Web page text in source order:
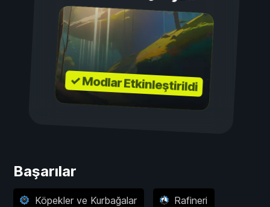
✓ Modlar Etkinleştirildi
Başarılar
Köpekler ve Kurbağalar Rafineri